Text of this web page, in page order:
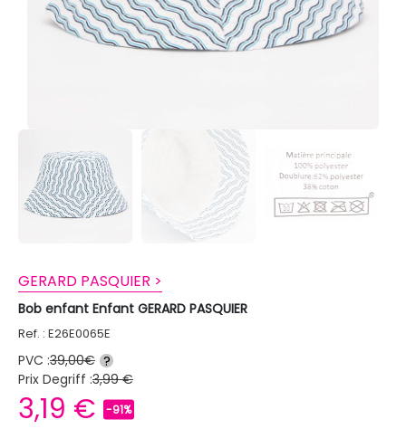
GERARD PASQUIER >
Bob enfant Enfant GERARD PASQUIER
Ref. : E26E0065E
PVC :39,00€ ?
Prix Degriff :3,99 €
3,19 € -91%